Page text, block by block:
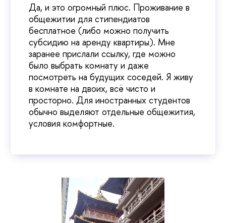
Да, и это огромный плюс. Проживание в
общежитии для стипендиатов
бесплатное (либо можно получить
субсидию на аренду квартиры). Мне
заранее прислали ссылку, где можно
было выбрать комнату и даже
посмотреть на будущих соседей. Я живу
в комнате на двоих, всё чисто и
просторно. Для иностранных студентов
обычно выделяют отдельные общежития,
условия комфортные.